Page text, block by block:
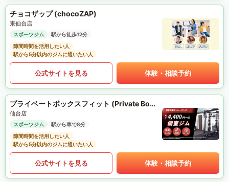
チョコザップ (chocoZAP)
東仙台店
スポーツジム
駅から徒歩12分
隙間時間を活用したい人
駅から5分以内のジムに通いたい人
公式サイトを見る 体験・相談予約
プライベートボックスフィット (Private Box Fit)
仙台店
スポーツジム
駅から車で8分
隙間時間を活用したい人
駅から5分以内のジムに通いたい人
公式サイトを見る 体験・相談予約